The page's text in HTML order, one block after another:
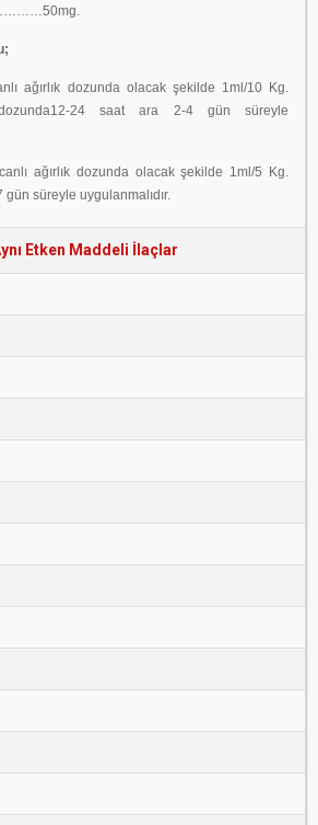
ağırlık dozunda olacak şekilde 1ml/10 Kg.
24 saat ara 2-4 gün süreyle
ağırlık dozunda olacak şekilde 1ml/5 Kg.
gün süreyle uygulanmalıdır.
Etken Maddeli İlaçlar